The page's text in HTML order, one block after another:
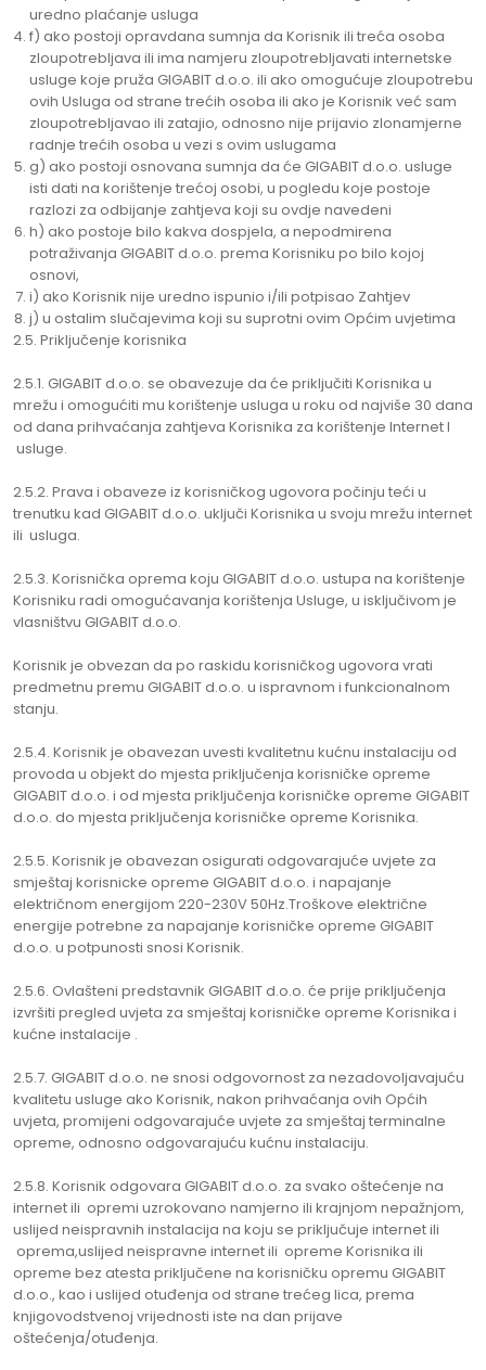
uredno plaćanje usluga
f) ako postoji opravdana sumnja da Korisnik ili treća osoba
zloupotrebljava ili ima namjeru zloupotrebljavati internetske
usluge koje pruža GIGABIT d.o.o. ili ako omogućuje zloupotrebu
ovih Usluga od strane trećih osoba ili ako je Korisnik već sam
zloupotrebljavao ili zatajio, odnosno nije prijavio zlonamjerne
radnje trećih osoba u vezi s ovim uslugama
g) ako postoji osnovana sumnja da će GIGABIT d.o.o. usluge
isti dati na korištenje trećoj osobi, u pogledu koje postoje
razlozi za odbijanje zahtjeva koji su ovdje navedeni
h) ako postoje bilo kakva dospjela, a nepodmirena
potraživanja GIGABIT d.o.o. prema Korisniku po bilo kojoj
osnovi,
i) ako Korisnik nije uredno ispunio i/ili potpisao Zahtjev
j) u ostalim slučajevima koji su suprotni ovim Općim uvjetima
2.5. Priključenje korisnika
2.5.1. GIGABIT d.o.o. se obavezuje da će priključiti Korisnika u
mrežu i omogućiti mu korištenje usluga u roku od najviše 30 dana
od dana prihvaćanja zahtjeva Korisnika za korištenje Internet I
usluge.
2.5.2. Prava i obaveze iz korisničkog ugovora počinju teći u
trenutku kad GIGABIT d.o.o. uključi Korisnika u svoju mrežu internet
ili usluga.
2.5.3. Korisnička oprema koju GIGABIT d.o.o. ustupa na korištenje
Korisniku radi omogućavanja korištenja Usluge, u isključivom je
vlasništvu GIGABIT d.o.o.
Korisnik je obvezan da po raskidu korisničkog ugovora vrati
predmetnu premu GIGABIT d.o.o. u ispravnom i funkcionalnom
stanju.
2.5.4. Korisnik je obavezan uvesti kvalitetnu kućnu instalaciju od
provoda u objekt do mjesta priključenja korisničke opreme
GIGABIT d.o.o. i od mjesta priključenja korisničke opreme GIGABIT
d.o.o. do mjesta priključenja korisničke opreme Korisnika.
2.5.5. Korisnik je obavezan osigurati odgovarajuće uvjete za
smještaj korisnicke opreme GIGABIT d.o.o. i napajanje
električnom energijom 220-230V 50Hz.Troškove električne
energije potrebne za napajanje korisničke opreme GIGABIT
d.o.o. u potpunosti snosi Korisnik.
2.5.6. Ovlašteni predstavnik GIGABIT d.o.o. će prije priključenja
izvršiti pregled uvjeta za smještaj korisničke opreme Korisnika i
kućne instalacije .
2.5.7. GIGABIT d.o.o. ne snosi odgovornost za nezadovoljavajuću
kvalitetu usluge ako Korisnik, nakon prihvaćanja ovih Općih
uvjeta, promijeni odgovarajuće uvjete za smještaj terminalne
opreme, odnosno odgovarajuću kućnu instalaciju.
2.5.8. Korisnik odgovara GIGABIT d.o.o. za svako oštećenje na
internet ili opremi uzrokovano namjerno ili krajnjom nepažnjom,
uslijed neispravnih instalacija na koju se priključuje internet ili
oprema,uslijed neispravne internet ili opreme Korisnika ili
opreme bez atesta priključene na korisničku opremu GIGABIT
d.o.o., kao i uslijed otuđenja od strane trećeg lica, prema
knjigovodstvenoj vrijednosti iste na dan prijave
oštećenja/otuđenja.